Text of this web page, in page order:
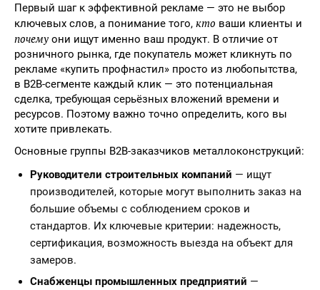
Первый шаг к эффективной рекламе — это не выбор
ключевых слов, а понимание того, кто ваши клиенты и
почему они ищут именно ваш продукт. В отличие от
розничного рынка, где покупатель может кликнуть по
рекламе «купить профнастил» просто из любопытства,
в B2B-сегменте каждый клик — это потенциальная
сделка, требующая серьёзных вложений времени и
ресурсов. Поэтому важно точно определить, кого вы
хотите привлекать.
Основные группы B2B-заказчиков металлоконструкций:
Руководители строительных компаний — ищут
производителей, которые могут выполнить заказ на
большие объемы с соблюдением сроков и
стандартов. Их ключевые критерии: надежность,
сертификация, возможность выезда на объект для
замеров.
Снабженцы промышленных предприятий —